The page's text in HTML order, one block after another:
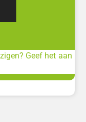
Geef het aan